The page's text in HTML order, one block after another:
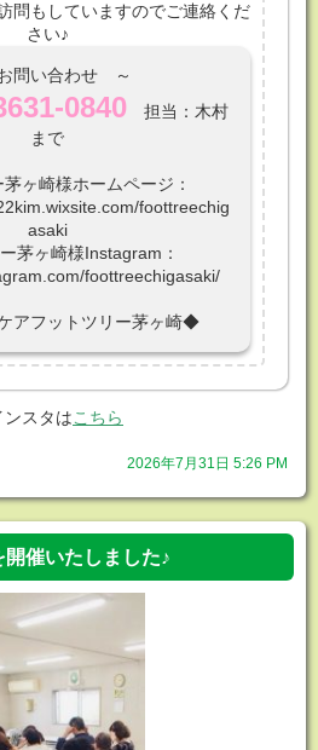
問もしていますのでご連絡くだ
さい♪
問い合わせ ～
0840担当：木村
まで
ヶ崎様ホームページ：
foottreechig
asaki
茅ヶ崎様Instagram：
foottreechigasaki/
アフットツリー茅ヶ崎◆
スタはこちら
2026年7月31日 5:26 PM
催いたしました♪